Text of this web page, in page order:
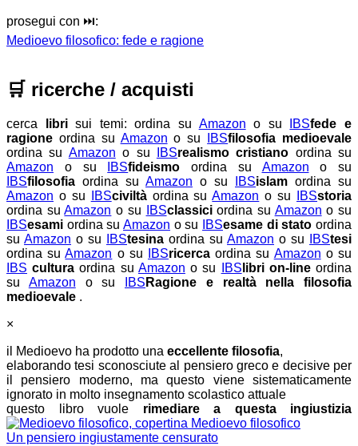
prosegui con ⏭️:
Medioevo filosofico: fede e ragione
🛒 ricerche / acquisti
cerca librisui temi:ordina su Amazon o su IBSfede e
ragione ordina su Amazon o su IBSfilosofia medioevale
ordina su Amazon o su IBSrealismo cristiano ordina su
Amazon o su IBSfideismo ordina su Amazon o su
IBSfilosofia ordina su Amazon o su IBSislam ordina su
Amazon o su IBSciviltà ordina suAmazon o su IBSstoria
ordina suAmazon o su IBSclassici ordina su Amazon o su
IBSesami ordina suAmazon o su IBSesame di stato ordina
su Amazon o su IBStesina ordina su Amazon o su IBStesi
ordina suAmazon o su IBSricerca ordina su Amazon o su
IBS cultura ordina su Amazon o su IBS libri on-line ordina
su Amazon o su IBS Ragione e realtà nella filosofia
medioevale .
×
il Medioevo ha prodotto una eccellente filosofia,
elaborando tesi sconosciute al pensiero greco e decisive per
il pensiero moderno, ma questo viene sistematicamente
ignorato in molto insegnamento scolastico attuale
questo libro vuole rimediare a questa ingiustizia
Medioevo filosofico
Un pensiero ingiustamente censurato